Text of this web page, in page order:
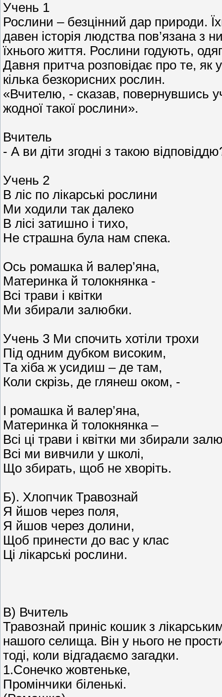
Учень 1
Рослини – безцінний дар природи.
давен історія людства пов’язана з
їхнього життя. Рослини годують,
Давня притча розповідає про те, як
кілька безкорисних рослин.
«Вчителю, - сказав, повернувшись
жодної такої рослини».
Вчитель
- А ви діти згодні з такою
Учень 2
В ліс по лікарські рослини
Ми ходили так далеко
В лісі затишно і тихо,
Не страшна була нам спека.
Ось ромашка й валер’яна,
Материнка й толокнянка -
Всі трави і квітки
Ми збирали залюбки.
Учень 3 Ми спочить хотіли трохи
Під одним дубком високим,
Та хіба ж усидиш – де там,
Коли скрізь, де глянеш оком, -
І ромашка й валер’яна,
Материнка й толокнянка –
Всі ці трави і квітки ми збирали
Всі ми вивчили у школі,
Що збирать, щоб не хворіть.
Б). Хлопчик Травознай
Я йшов через поля,
Я йшов через долини,
Щоб принести до вас у клас
Ці лікарські рослини.
В) Вчитель
Травознай приніс кошик з
нашого селища. Він у нього не
тоді, коли відгадаємо загадки.
1.Сонечко жовтеньке,
Промінчики біленькі.